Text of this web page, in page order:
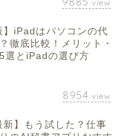
view
】iPadはパソコンの代
徹底比較！メリット・
選とiPadの選び方
8954 view
新】もう試した？仕事